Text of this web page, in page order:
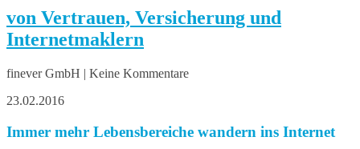
von Vertrauen, Versicherung und
Internetmaklern
finever GmbH | Keine Kommentare
23.02.2016
Immer mehr Lebensbereiche wandern ins Internet